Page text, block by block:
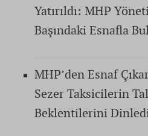
Yatırıldı: MHP
Başındaki Esnafla
MHP’den Esnaf
Sezer Taksicilerin
Beklentilerini